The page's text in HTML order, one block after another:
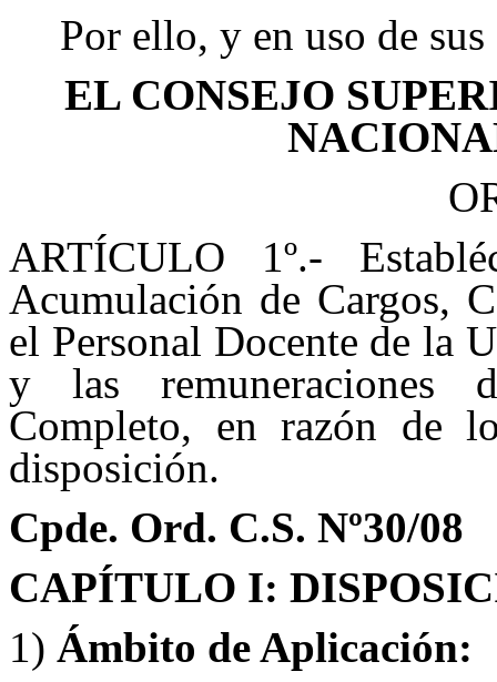
Por ello, y en uso de
EL CONSEJO
NACI
ARTÍCULO 1º.-
Acumulación de Cargos,
el Personal Docente de la
y las remuneraciones
Completo, en razón de
disposición.
Cpde. Ord. C.S. Nº30/08
CAPÍTULO I:
1) Ámbito de Aplicación: